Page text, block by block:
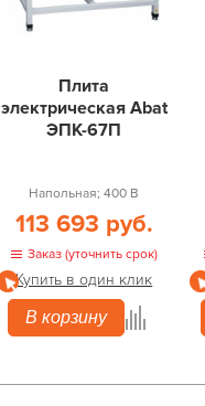
Плита
электрическая Abat
ЭПК-67П
Напольная; 400 В
113 693 руб.
Заказ (уточнить срок)
Купить в один клик
В корзину